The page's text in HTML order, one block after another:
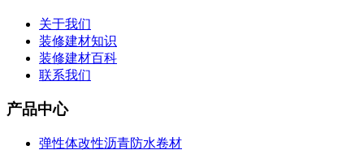
关于我们
装修建材知识
装修建材百科
联系我们
产品中心
弹性体改性沥青防水卷材